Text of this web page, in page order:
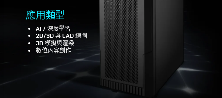
應用類型
AI / 深度學習
2D/3D 與 CAD 繪圖
3D 模擬與渲染
數位內容創作